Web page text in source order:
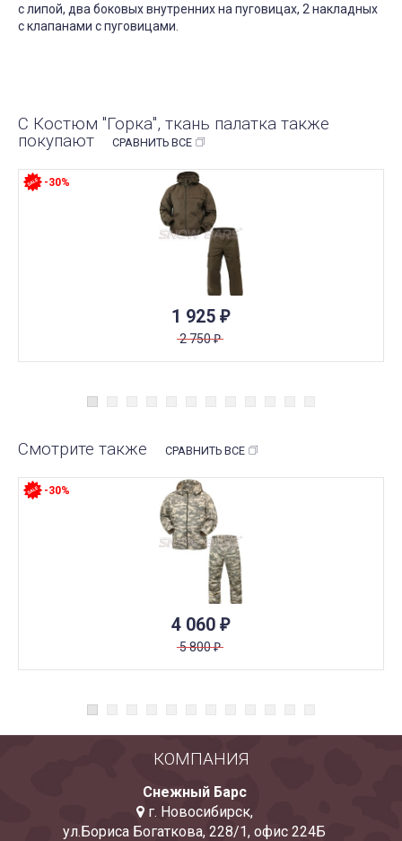
с липой, два боковых внутренних на пуговицах, 2 накладных
с клапанами с пуговицами.
С Костюм "Горка", ткань палатка также
покупают
СРАВНИТЬ ВСЕ
1 925 ₽
2 750₽
-30%
Смотрите также СРАВНИТЬ ВСЕ
4 060 ₽
5 800₽
-30%
КОМПАНИЯ
Снежный Барс
г. Новосибирск,
ул.Бориса Богаткова, 228/1, офис 224Б